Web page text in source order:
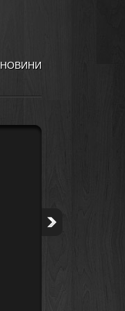
НОВИНИ